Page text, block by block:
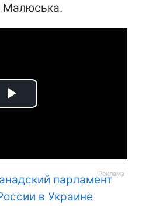
Малюська.
Play
парламент
в Украине